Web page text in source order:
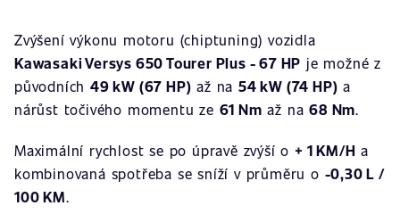
Zvýšení výkonu motoru (chiptuning) vozidla
Kawasaki Versys 650 Tourer Plus - 67 HP je možné z
původních49 kW (67 HP) až na54 kW (74 HP) a
nárůst točivého momentu ze 61 Nm až na68 Nm.
Maximální rychlost se po úpravě zvýší o + 1 KM/H a
kombinovaná spotřeba se sníží v průměru o -0,30 L /
100 KM.